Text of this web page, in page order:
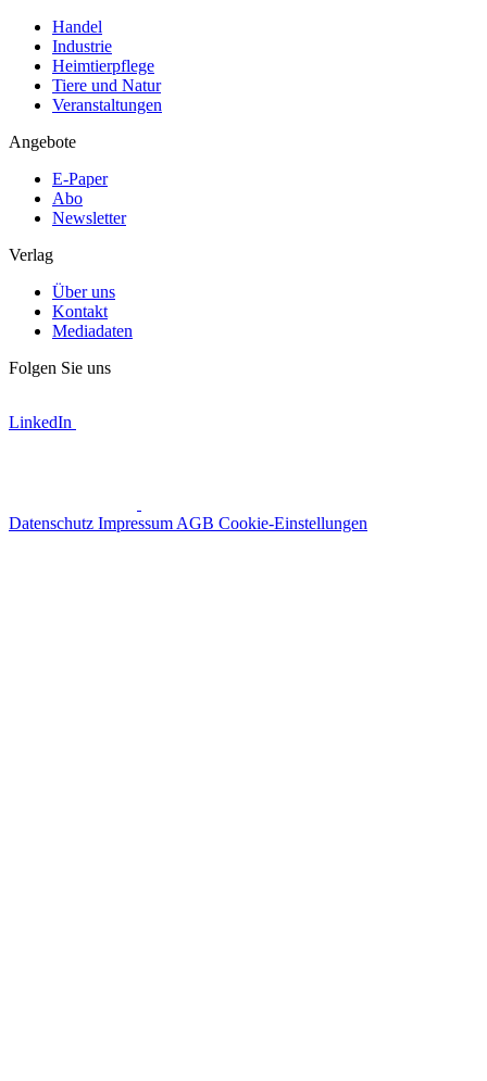
Handel
Industrie
Heimtierpflege
Tiere und Natur
Veranstaltungen
Angebote
E-Paper
Abo
Newsletter
Verlag
Über uns
Kontakt
Mediadaten
Folgen Sie uns
LinkedIn
Datenschutz Impressum AGB Cookie-Einstellungen